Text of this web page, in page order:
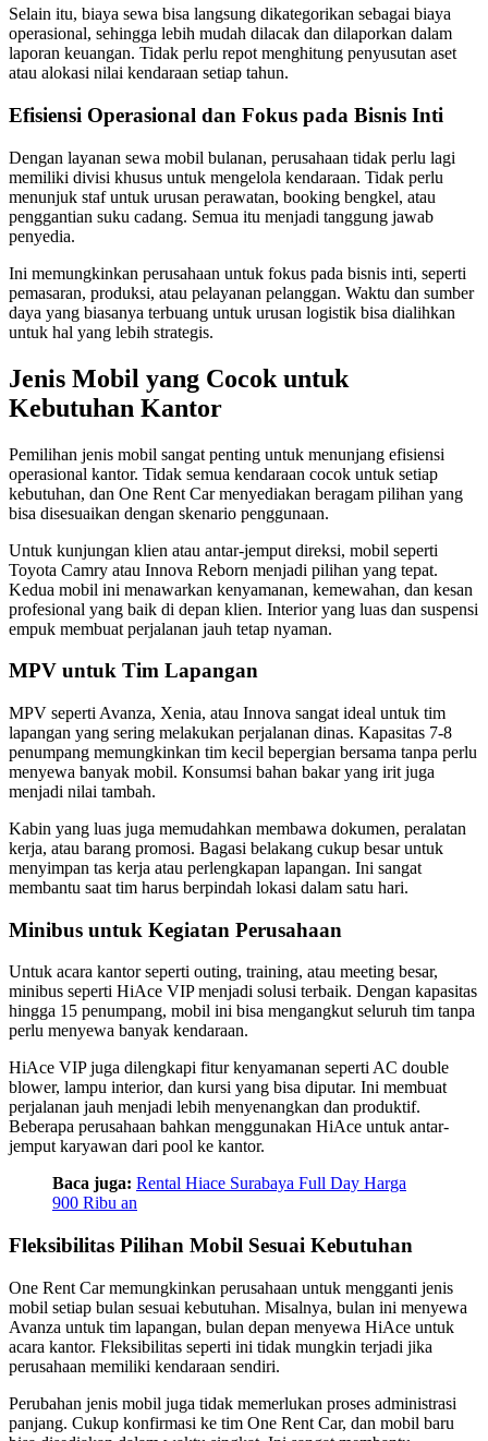
Selain itu, biaya sewa bisa langsung dikategorikan sebagai biaya
operasional, sehingga lebih mudah dilacak dan dilaporkan dalam
laporan keuangan. Tidak perlu repot menghitung penyusutan aset
atau alokasi nilai kendaraan setiap tahun.
Efisiensi Operasional dan Fokus pada Bisnis Inti
Dengan layanan sewa mobil bulanan, perusahaan tidak perlu lagi
memiliki divisi khusus untuk mengelola kendaraan. Tidak perlu
menunjuk staf untuk urusan perawatan, booking bengkel, atau
penggantian suku cadang. Semua itu menjadi tanggung jawab
penyedia.
Ini memungkinkan perusahaan untuk fokus pada bisnis inti, seperti
pemasaran, produksi, atau pelayanan pelanggan. Waktu dan sumber
daya yang biasanya terbuang untuk urusan logistik bisa dialihkan
untuk hal yang lebih strategis.
Jenis Mobil yang Cocok untuk
Kebutuhan Kantor
Pemilihan jenis mobil sangat penting untuk menunjang efisiensi
operasional kantor. Tidak semua kendaraan cocok untuk setiap
kebutuhan, dan One Rent Car menyediakan beragam pilihan yang
bisa disesuaikan dengan skenario penggunaan.
Untuk kunjungan klien atau antar-jemput direksi, mobil seperti
Toyota Camry atau Innova Reborn menjadi pilihan yang tepat.
Kedua mobil ini menawarkan kenyamanan, kemewahan, dan kesan
profesional yang baik di depan klien. Interior yang luas dan suspensi
empuk membuat perjalanan jauh tetap nyaman.
MPV untuk Tim Lapangan
MPV seperti Avanza, Xenia, atau Innova sangat ideal untuk tim
lapangan yang sering melakukan perjalanan dinas. Kapasitas 7-8
penumpang memungkinkan tim kecil bepergian bersama tanpa perlu
menyewa banyak mobil. Konsumsi bahan bakar yang irit juga
menjadi nilai tambah.
Kabin yang luas juga memudahkan membawa dokumen, peralatan
kerja, atau barang promosi. Bagasi belakang cukup besar untuk
menyimpan tas kerja atau perlengkapan lapangan. Ini sangat
membantu saat tim harus berpindah lokasi dalam satu hari.
Minibus untuk Kegiatan Perusahaan
Untuk acara kantor seperti outing, training, atau meeting besar,
minibus seperti HiAce VIP menjadi solusi terbaik. Dengan kapasitas
hingga 15 penumpang, mobil ini bisa mengangkut seluruh tim tanpa
perlu menyewa banyak kendaraan.
HiAce VIP juga dilengkapi fitur kenyamanan seperti AC double
blower, lampu interior, dan kursi yang bisa diputar. Ini membuat
perjalanan jauh menjadi lebih menyenangkan dan produktif.
Beberapa perusahaan bahkan menggunakan HiAce untuk antar-
jemput karyawan dari pool ke kantor.
Baca juga: Rental Hiace Surabaya Full Day Harga
900 Ribu an
Fleksibilitas Pilihan Mobil Sesuai Kebutuhan
One Rent Car memungkinkan perusahaan untuk mengganti jenis
mobil setiap bulan sesuai kebutuhan. Misalnya, bulan ini menyewa
Avanza untuk tim lapangan, bulan depan menyewa HiAce untuk
acara kantor. Fleksibilitas seperti ini tidak mungkin terjadi jika
perusahaan memiliki kendaraan sendiri.
Perubahan jenis mobil juga tidak memerlukan proses administrasi
panjang. Cukup konfirmasi ke tim One Rent Car, dan mobil baru